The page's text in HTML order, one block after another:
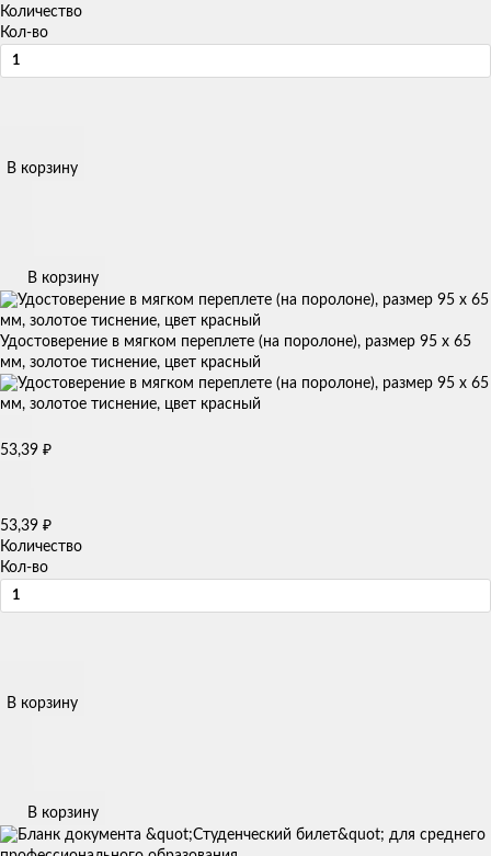
Количество
Кол-во
В корзину
В корзину
Удостоверение в мягком переплете (на поролоне), размер 95 х 65
мм, золотое тиснение, цвет красный
53,39 ₽
53,39 ₽
Количество
Кол-во
В корзину
В корзину